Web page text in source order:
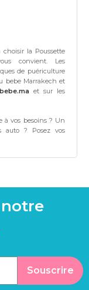
la Poussette
convient. Les
de puériculture
bebe Marrakech et
et sur les
à vos besoins ? Un
auto ? Posez vos
Souscrire